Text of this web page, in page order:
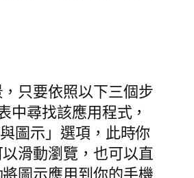
只要依照以下三個步
中尋找該應用程式，
圖示」選項，此時你
滑動瀏覽，也可以直
圖示應用到你的手機